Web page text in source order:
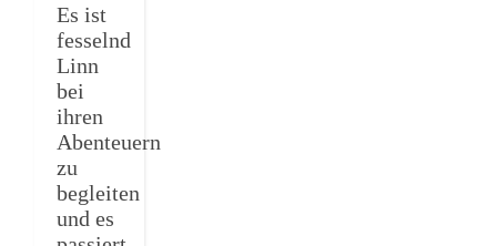
Es ist
fesselnd
Linn
bei
ihren
Abenteuern
zu
begleiten
und es